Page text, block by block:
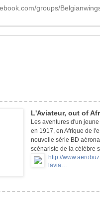
groups/
L'Aviateur, out of
Les aventures d'un
en 1917, en Afrique de
nouvelle série BD
scénariste de la célèbre
http://
lavia…